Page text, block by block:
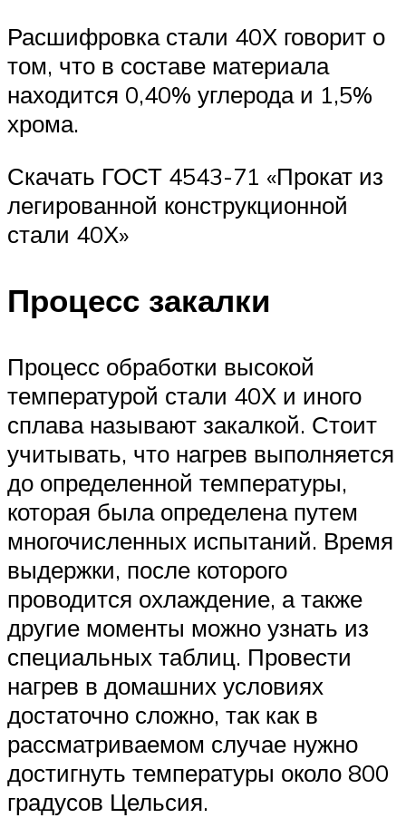
Расшифровка стали 40Х говорит о
том, что в составе материала
находится 0,40% углерода и 1,5%
хрома.
Скачать ГОСТ 4543-71 «Прокат из
легированной конструкционной
стали 40Х»
Процесс закалки
Процесс обработки высокой
температурой стали 40Х и иного
сплава называют закалкой. Стоит
учитывать, что нагрев выполняется
до определенной температуры,
которая была определена путем
многочисленных испытаний. Время
выдержки, после которого
проводится охлаждение, а также
другие моменты можно узнать из
специальных таблиц. Провести
нагрев в домашних условиях
достаточно сложно, так как в
рассматриваемом случае нужно
достигнуть температуры около 800
градусов Цельсия.